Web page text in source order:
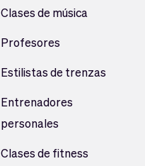
Clases de música
Profesores
Estilistas de trenzas
Entrenadores
personales
Clases de fitness